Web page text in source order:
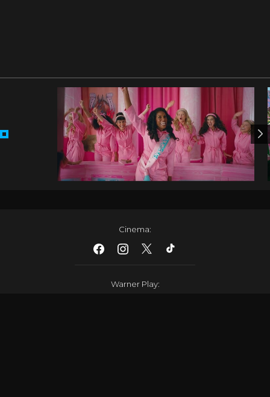
Cinema:
Warner Play: